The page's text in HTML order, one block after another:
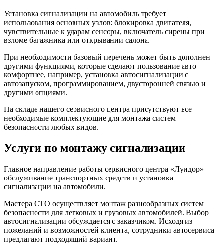
Установка сигнализации на автомобиль требует
использования основных узлов: блокировка двигателя,
чувствительные к ударам сенсоры, включатель сирены при
взломе багажника или открывании салона.
При необходимости базовый перечень может быть дополнен
другими функциями, которые сделают пользование авто
комфортнее, например, установка автосигнализации с
автозапуском, программированием, двусторонней связью и
другими опциями.
На складе нашего сервисного центра присутствуют все
необходимые комплектующие для монтажа систем
безопасности любых видов.
Услуги по монтажу сигнализации
Главное направление работы сервисного центра «Луидор» —
обслуживание транспортных средств и установка
сигнализации на автомобили.
Мастера СТО осуществляет монтаж разнообразных систем
безопасности для легковых и грузовых автомобилей. Выбор
автосигнализации обсуждается с заказчиком. Исходя из
пожеланий и возможностей клиента, сотрудники автосервиса
предлагают подходящий вариант.